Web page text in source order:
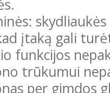
įtaką gali
funkcijos
trūkumui
per gimdos